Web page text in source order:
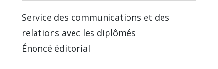
Service des communications et des
relations avec les diplômés
Énoncé éditorial